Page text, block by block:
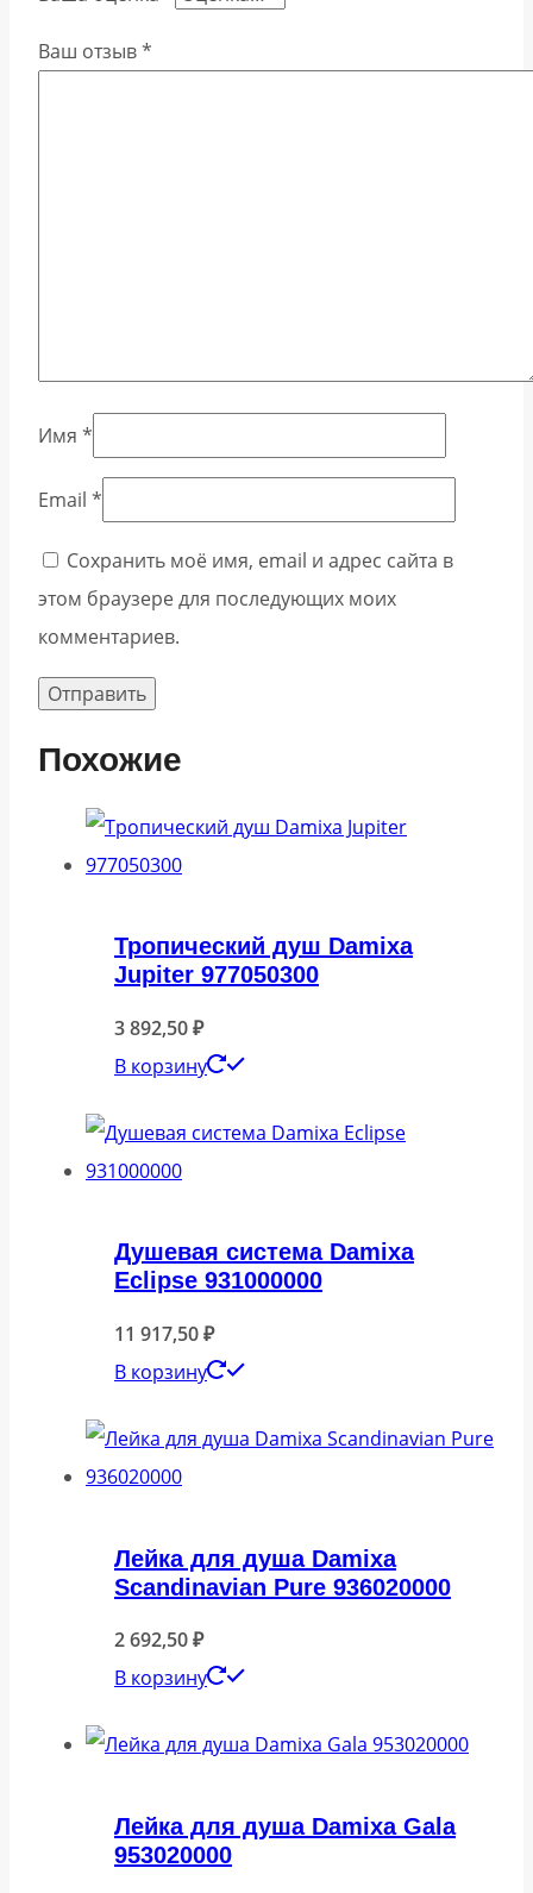
Ваш отзыв*
Имя *
Email *
Сохранить моё имя, email и адрес сайта в
этом браузере для последующих моих
комментариев.
Похожие
Тропический душ Damixa
Jupiter 977050300
3 892,50₽
В корзину
Душевая система Damixa
Eclipse 931000000
11 917,50₽
В корзину
Лейка для душа Damixa
Scandinavian Pure 936020000
2 692,50₽
В корзину
Лейка для душа Damixa Gala
953020000